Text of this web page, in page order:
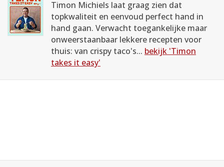
Timon Michiels laat graag zien dat
topkwaliteit en eenvoud perfect hand in
hand gaan. Verwacht toegankelijke maar
onweerstaanbaar lekkere recepten voor
thuis: van crispy taco's... bekijk 'Timon
takes it easy'